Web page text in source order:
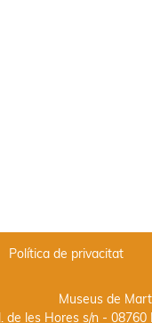
Política de privacitat
Museus de
de les Hores s/n - 08760